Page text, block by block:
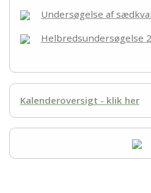
Undersøgelse af
Helbredsundersøgelse
Kalenderoversigt - klik her